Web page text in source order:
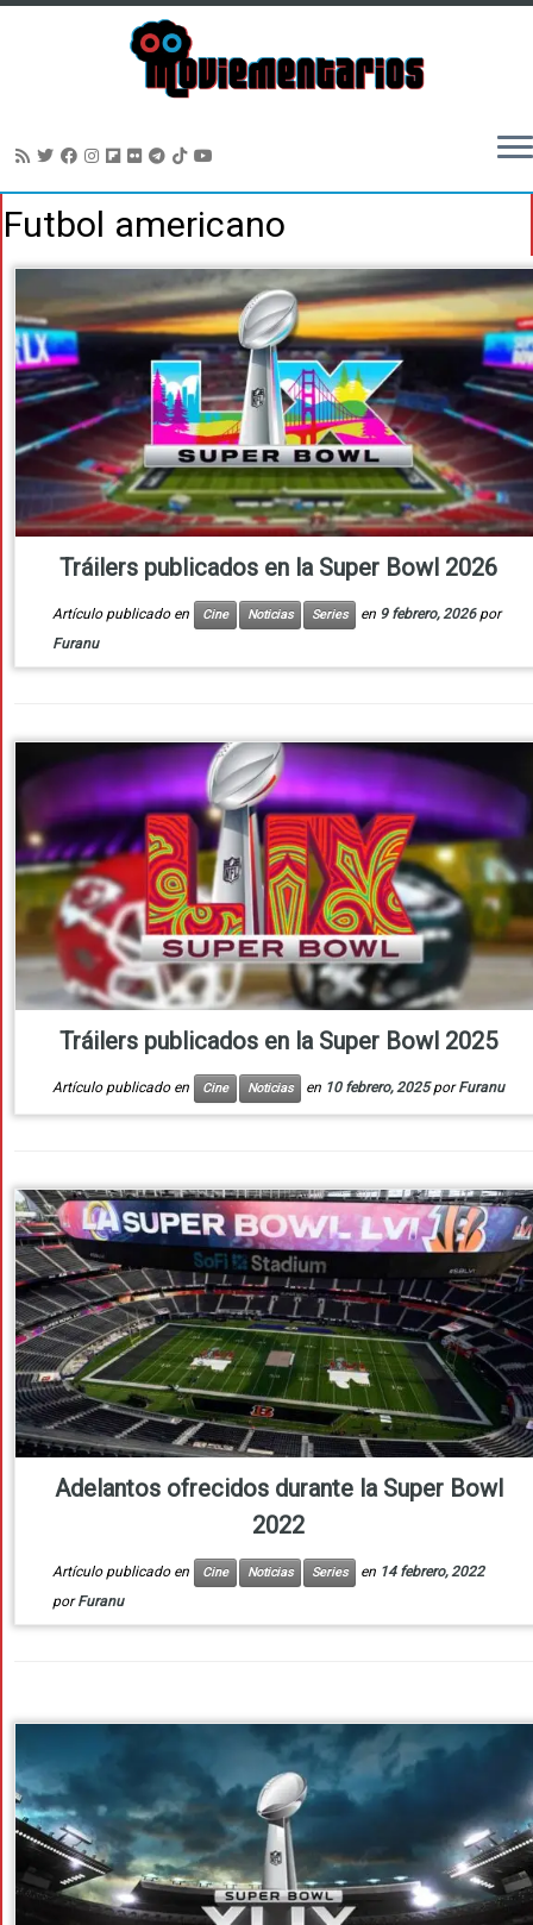
alFutbol americano
Tráilers publicados en la Super Bowl 2026
Artículo publicado en Cine Noticias Series en 9 febrero, 2026 por
Furanu
Tráilers publicados en la Super Bowl 2025
Artículo publicado en Cine Noticias en 10 febrero, 2025 porFuranu
Adelantos ofrecidos durante la Super Bowl
2022
Artículo publicado en Cine Noticias Series en 14 febrero, 2022
porFuranu